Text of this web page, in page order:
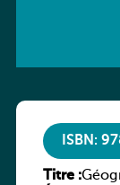
ISBN:
Titre :